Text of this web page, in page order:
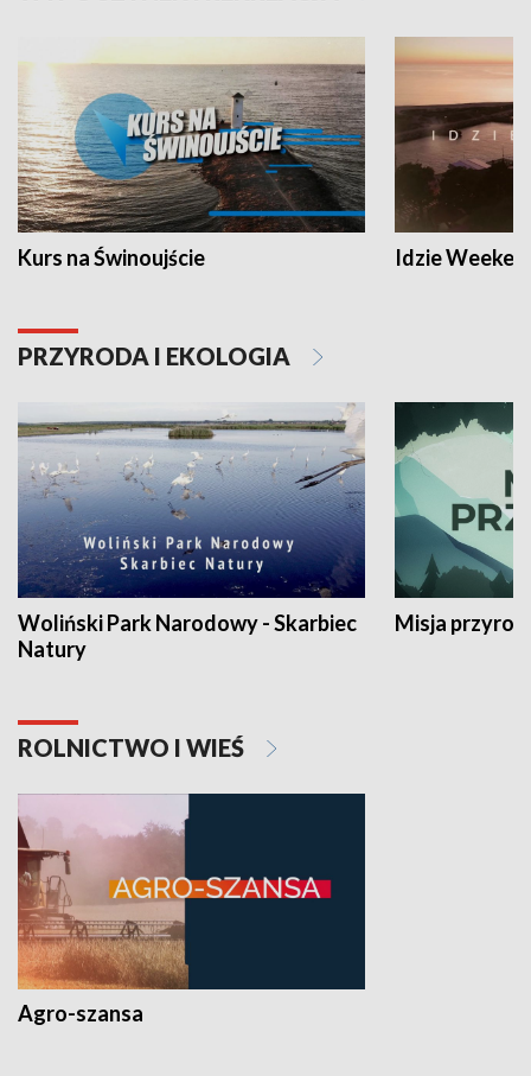
Kurs na Świnoujście Idzie
PRZYRODA I EKOLOGIA
Woliński Park Narodowy - Skarbiec
Natury
Misja
ROLNICTWO I WIEŚ
Agro-szansa